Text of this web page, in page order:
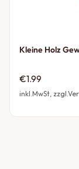
Kleine Holz
€1.99
inkl.MwSt,